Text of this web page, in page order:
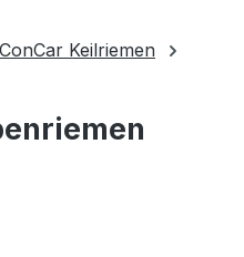
ConCar Keilriemen